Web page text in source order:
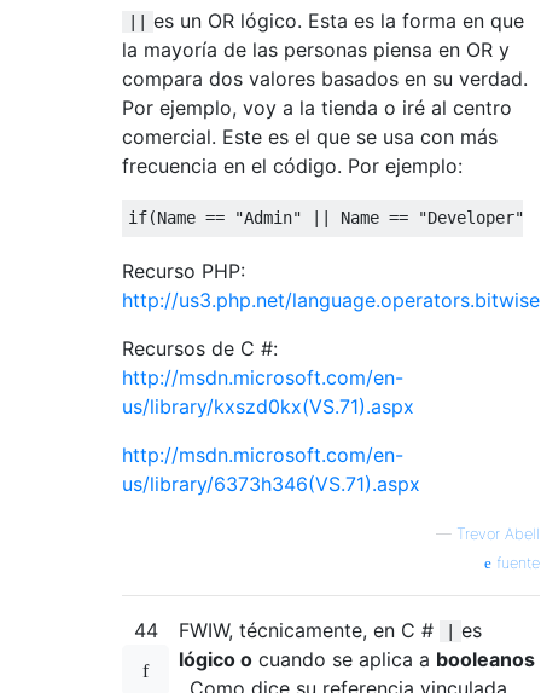
|| es un OR lógico. Esta es la forma en que
la mayoría de las personas piensa en OR y
compara dos valores basados ​​en su verdad.
Por ejemplo, voy a la tienda o iré al centro
comercial. Este es el que se usa con más
frecuencia en el código. Por ejemplo:
if(Name == "Admin" || Name == "Developer"
Recurso PHP:
http://us3.php.net/language.operators.bitwise
Recursos de C #:
http://msdn.microsoft.com/en-
us/library/kxszd0kx(VS.71).aspx
http://msdn.microsoft.com/en-
us/library/6373h346(VS.71).aspx
— Trevor Abell
fuente
44 FWIW, técnicamente, en C # | es
lógico o cuando se aplica a booleanos
. Como dice su referencia vinculada.